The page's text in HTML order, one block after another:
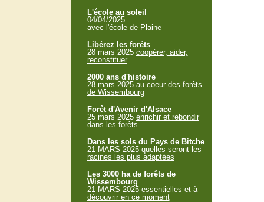
L'école au soleil
04/04/2025
avec l'école de Plaine
Libérez les forêts
28 mars 2025 coopérer, aider,
reconstituer
2000 ans d'histoire
28 mars 2025 au coeur des forêts
de Wissembourg
Forêt d'Avenir d'Alsace
25 mars 2025 enrichir et rebondir
dans les forêts
Dans les sols du Pays de Bitche
21 MARS 2025 quelles seront les
racines les plus adaptées
Les 3000 ha de forêts de
Wissembourg
21 MARS 2025 essentielles et à
découvrir en ce moment